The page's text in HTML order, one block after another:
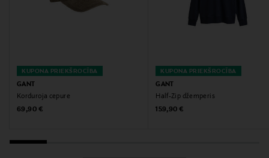
KUPONA PRIEKŠROCĪBA
GANT
Korduroja cepure
Original Price
69,90 €
KUPONA PRIEKŠROCĪBA
GANT
Half-Zip džemperis
Original Price
159,90 €